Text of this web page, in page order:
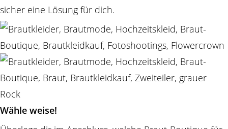
sicher eine Lösung für dich.
Wähle weise!